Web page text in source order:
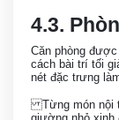
4.3.
Căn phòng
cách bài trí tối
nét đặc trưng
Từng món nội